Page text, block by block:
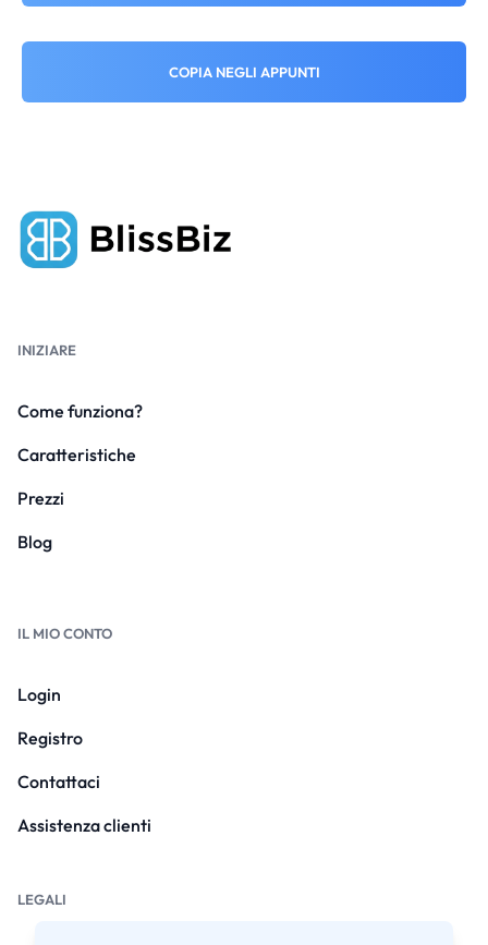
COPIA NEGLI APPUNTI
INIZIARE
Come funziona?
Caratteristiche
Prezzi
Blog
IL MIO CONTO
Login
Registro
Contattaci
Assistenza clienti
LEGALI